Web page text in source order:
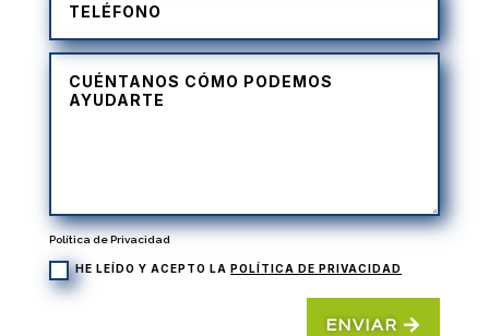
Política de Privacidad
HE LEÍDO Y ACEPTO LA POLÍTICA DE PRIVACIDAD
ENVIAR